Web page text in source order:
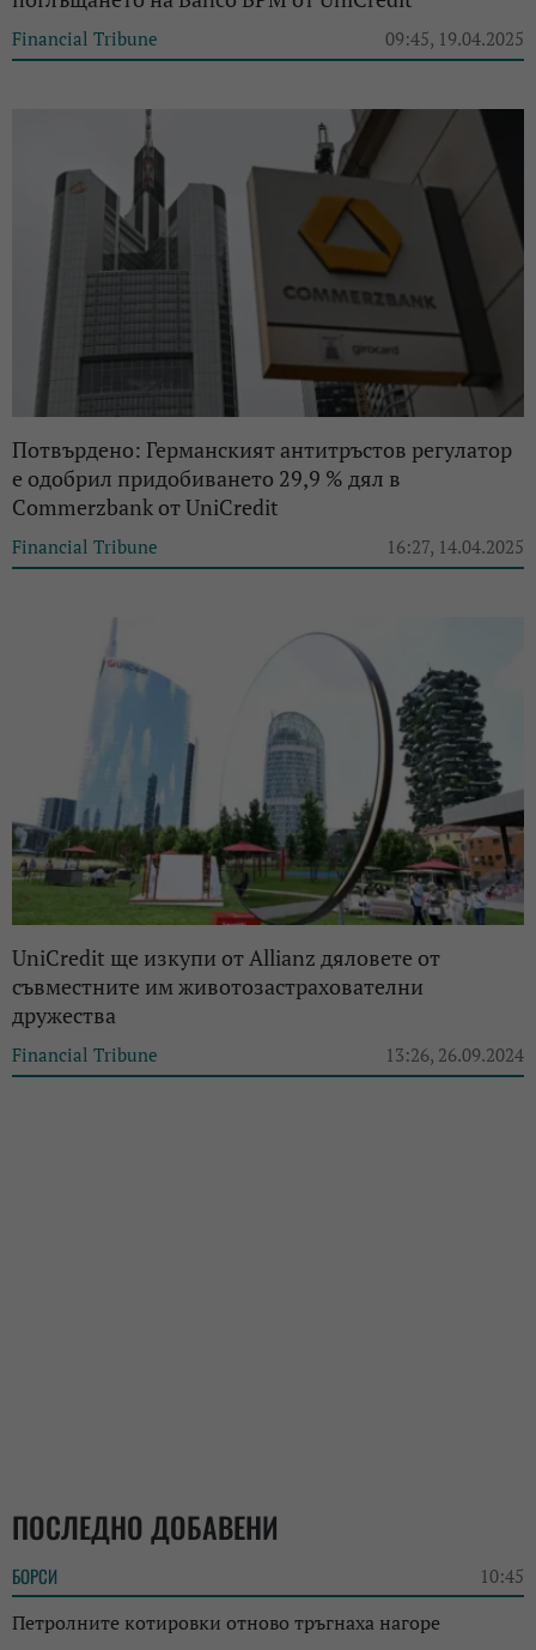
Financial Tribune 09:45, 19.04.2025
Потвърдено: Германският антитръстов регулатор
е одобрил придобиването 29,9 % дял в
Commerzbank от UniCredit
Financial Tribune 16:27, 14.04.2025
UniCredit ще изкупи от Allianz дяловете от
съвместните им животозастрахователни
дружества
Financial Tribune 13:26, 26.09.2024
ПОСЛЕДНО ДОБАВЕНИ
БОРСИ 10:45
Петролните котировки отново тръгнаха нагоре